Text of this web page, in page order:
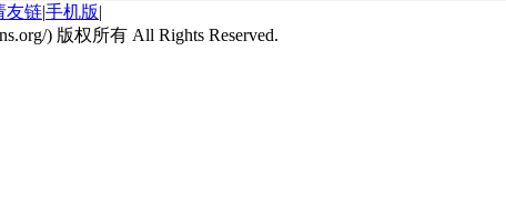
友链|手机版|
) 版权所有 All Rights Reserved.